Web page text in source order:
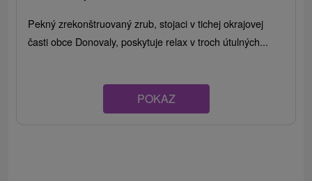
Pekný zrekonštruovaný zrub, stojaci v tichej okrajovej
časti obce Donovaly, poskytuje relax v troch útulných...
POKAZ